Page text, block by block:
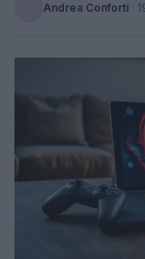
Andrea Conforti ·